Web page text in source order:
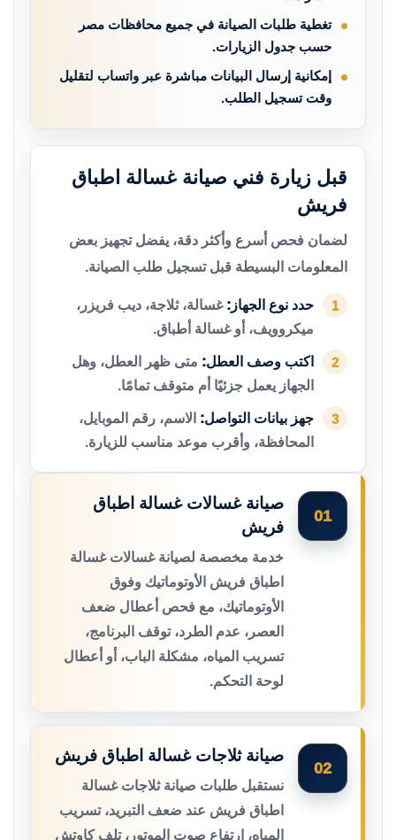
تغطية طلبات الصيانة في جميع محافظات مصر
حسب جدول الزيارات.
إمكانية إرسال البيانات مباشرة عبر واتساب لتقليل
وقت تسجيل الطلب.
قبل زيارة فني صيانة غسالة اطباق
فريش
لضمان فحص أسرع وأكثر دقة، يفضل تجهيز بعض
المعلومات البسيطة قبل تسجيل طلب الصيانة.
1 حدد نوع الجهاز: غسالة، ثلاجة، ديب فريزر،
ميكروويف، أو غسالة أطباق.
2 اكتب وصف العطل: متى ظهر العطل، وهل
الجهاز يعمل جزئيًا أم متوقف تمامًا.
3 جهز بيانات التواصل: الاسم، رقم الموبايل،
المحافظة، وأقرب موعد مناسب للزيارة.
01
صيانة غسالات غسالة اطباق
فريش
خدمة مخصصة لصيانة غسالات غسالة
اطباق فريش الأوتوماتيك وفوق
الأوتوماتيك، مع فحص أعطال ضعف
العصر، عدم الطرد، توقف البرنامج،
تسريب المياه، مشكلة الباب، أو أعطال
لوحة التحكم.
02
صيانة ثلاجات غسالة اطباق فريش
نستقبل طلبات صيانة ثلاجات غسالة
اطباق فريش عند ضعف التبريد، تسريب
المياه، ارتفاع صوت الموتور، تلف كاوتش